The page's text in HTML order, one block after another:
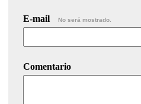
E-mail No será mostrado.
Comentario